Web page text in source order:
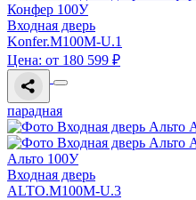
Конфер 100У
Входная дверь
Konfer.M100M-U.1
Цена: от 180 599 ₽
парадная
Альто 100У
Входная дверь
ALTO.M100M-U.3